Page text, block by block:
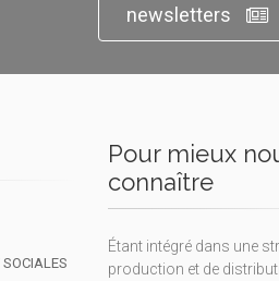
newsletters
SOCIALES
Pour mieux
connaître
Étant intégré dans une
production et de